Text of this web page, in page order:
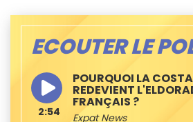
ECOUTER LE
POURQUOI LA
REDEVIENT
FRANÇAIS ?
Expat News
2:54